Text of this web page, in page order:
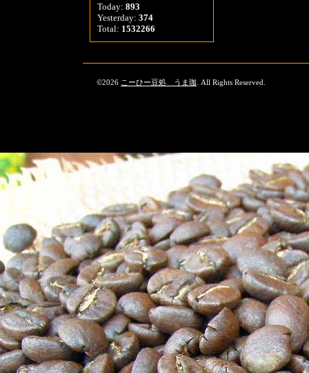
Today: 893
Yesterday: 374
Total: 1532266
©2026 こーひー豆処 うま珈 . All Rights Reserved.